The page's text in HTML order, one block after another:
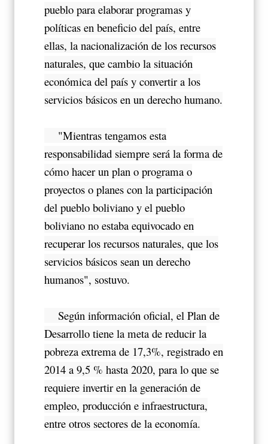
pueblo para elaborar programas y
políticas en beneficio del país, entre
ellas, la nacionalización de los recursos
naturales, que cambio la situación
económica del país y convertir a los
servicios básicos en un derecho humano.
"Mientras tengamos esta
responsabilidad siempre será la forma de
cómo hacer un plan o programa o
proyectos o planes con la participación
del pueblo boliviano y el pueblo
boliviano no estaba equivocado en
recuperar los recursos naturales, que los
servicios básicos sean un derecho
humanos", sostuvo.
Según información oficial, el Plan de
Desarrollo tiene la meta de reducir la
pobreza extrema de 17,3%, registrado en
2014 a 9,5 % hasta 2020, para lo que se
requiere invertir en la generación de
empleo, producción e infraestructura,
entre otros sectores de la economía.